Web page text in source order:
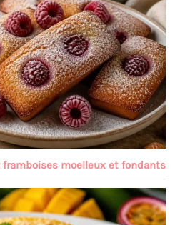
moelleux et fondants